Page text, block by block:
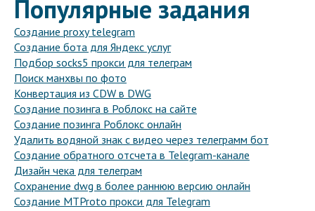
Популярные задания
Создание proxy telegram
Создание бота для Яндекс услуг
Подбор socks5 прокси для телеграм
Поиск манхвы по фото
Конвертация из CDW в DWG
Создание позинга в Роблокс на сайте
Создание позинга Роблокс онлайн
Удалить водяной знак с видео через телеграмм бот
Создание обратного отсчета в Telegram-канале
Дизайн чека для телеграм
Сохранение dwg в более раннюю версию онлайн
Создание MTProto прокси для Telegram